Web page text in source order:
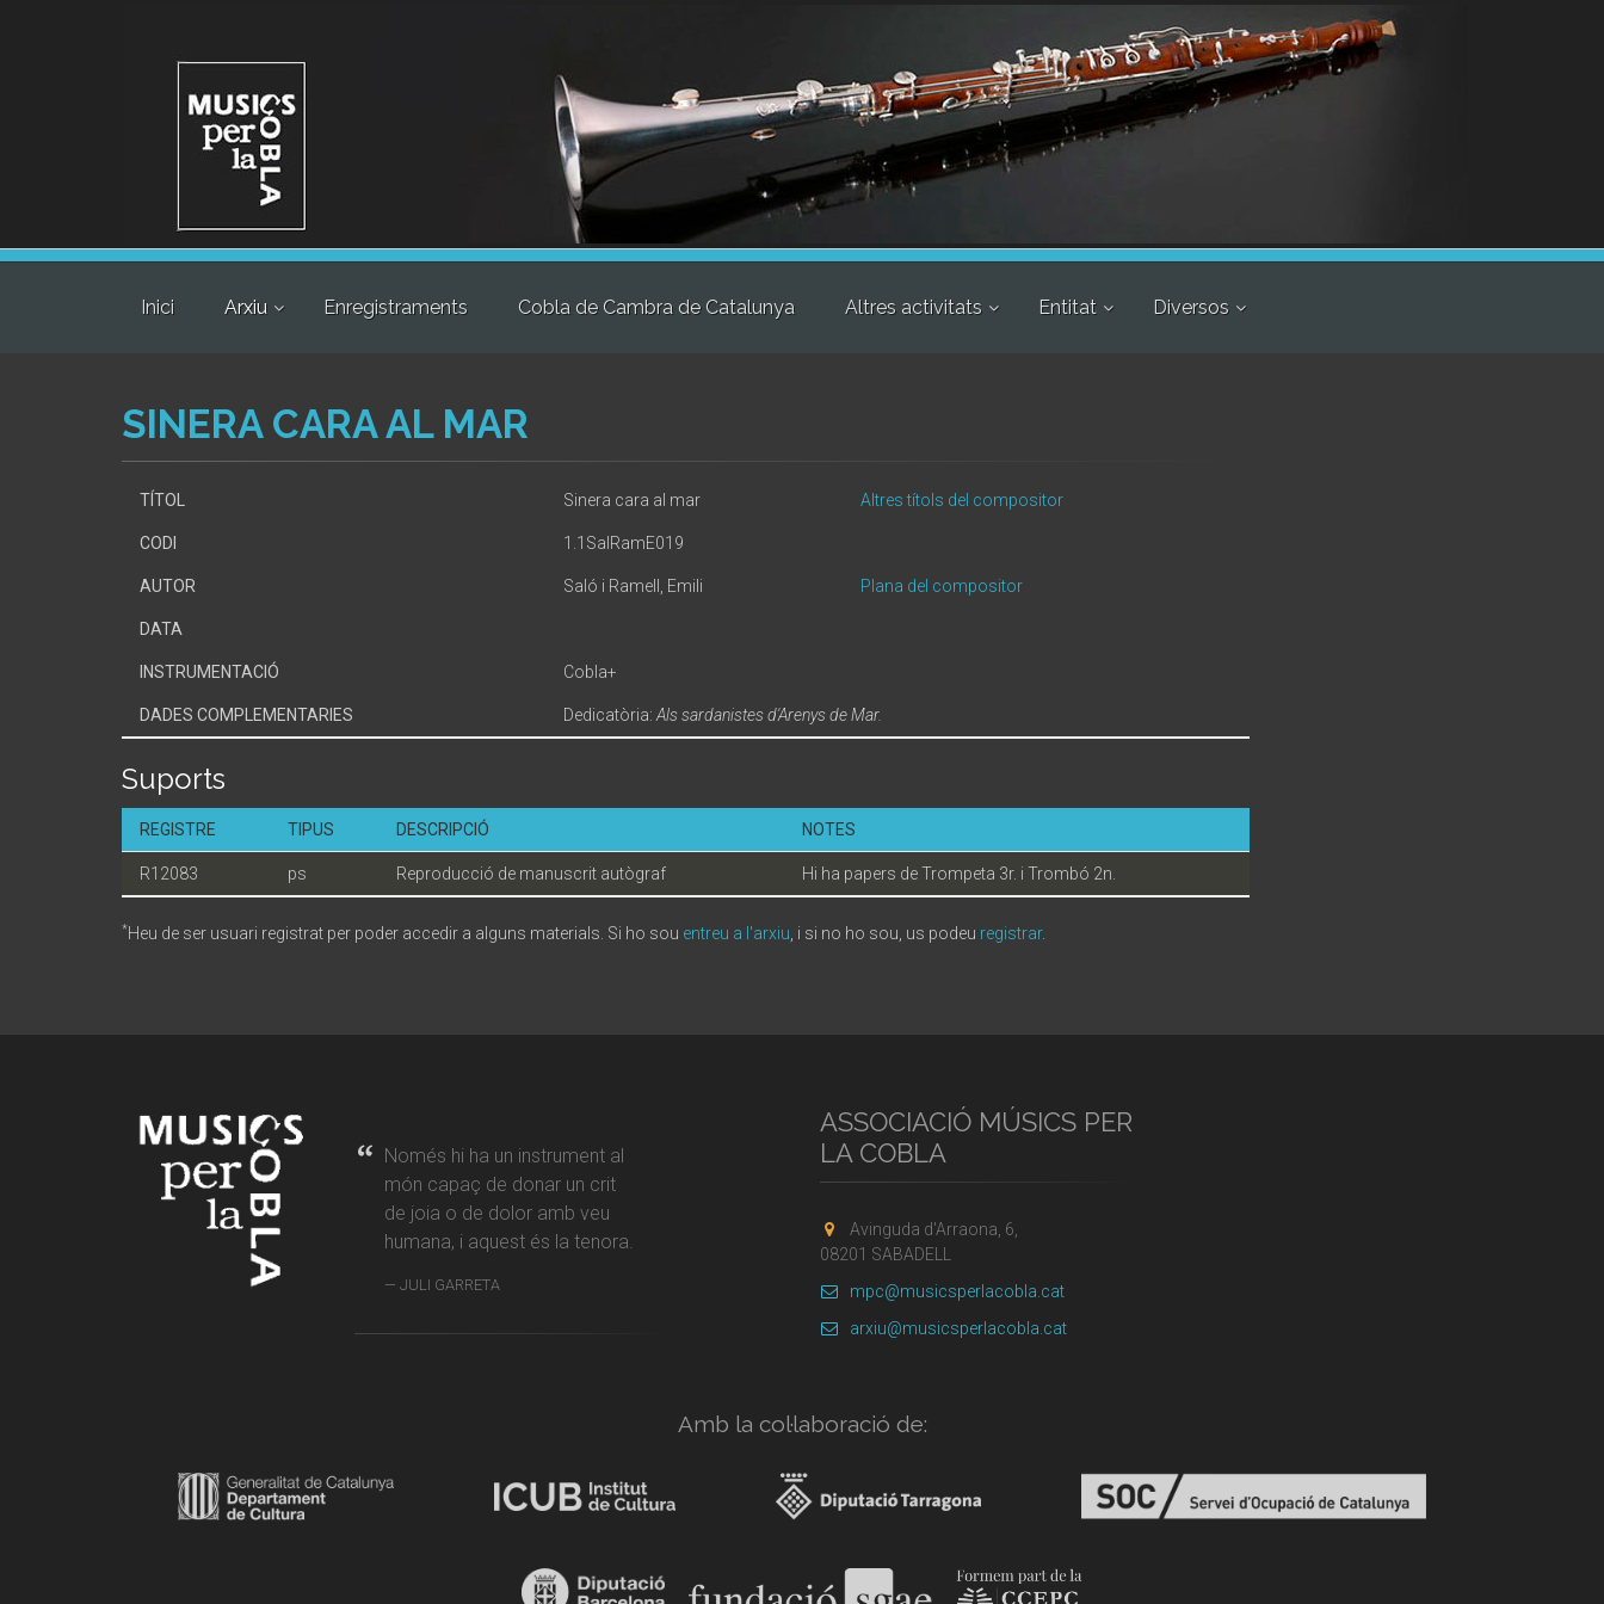
Inici Arxiu Enregistraments Cobla de Cambra de Catalunya Altres activitats Entitat Diversos
SINERA CARA AL MAR
TÍTOL Sinera cara al mar Altres títols del compositor
CODI 1.1SalRamE019
AUTOR Saló i Ramell, Emili Plana del compositor
DATA
INSTRUMENTACIÓ Cobla+
DADES COMPLEMENTARIES Dedicatòria: Als sardanistes d'Arenys de Mar.
Suports
REGISTRE TIPUS DESCRIPCIÓ NOTES
R12083 ps Reproducció de manuscrit autògraf Hi ha papers de Trompeta 3r. i Trombó 2n.
*Heu de ser usuari registrat per poder accedir a alguns materials. Si ho sou entreu a l'arxiu , i si no ho sou, us podeu registrar.
Només hi ha un instrument al
món capaç de donar un crit
de joia o de dolor amb veu
humana, i aquest és la tenora.
JULI GARRETA
ASSOCIACIÓ MÚSICS PER
LA COBLA
Avinguda d'Arraona, 6,
08201 SABADELL
mpc@musicsperlacobla.cat
arxiu@musicsperlacobla.cat
Amb la col·laboració de: